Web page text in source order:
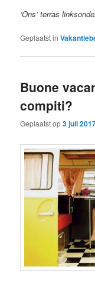
‘Ons’ terras
Geplaatst in
Buone
compiti?
Geplaatst op3 juli